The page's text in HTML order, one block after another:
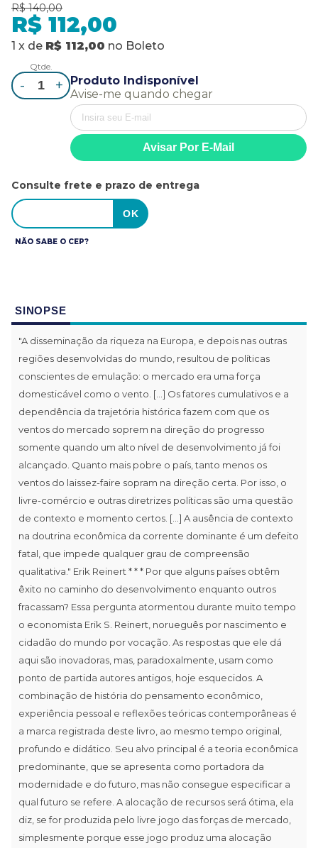
R$ 140,00
R$ 112,00
1 x de R$ 112,00 no Boleto
Qtde.
- +
Produto Indisponível
Avise-me quando chegar
Consulte frete e prazo de entrega
NÃO SABE O CEP?
SINOPSE
"A disseminação da riqueza na Europa, e depois nas outras
regiões desenvolvidas do mundo, resultou de políticas
conscientes de emulação: o mercado era uma força
domesticável como o vento. [...] Os fatores cumulativos e a
dependência da trajetória histórica fazem com que os
ventos do mercado soprem na direção do progresso
somente quando um alto nível de desenvolvimento já foi
alcançado. Quanto mais pobre o país, tanto menos os
ventos do laissez-faire sopram na direção certa. Por isso, o
livre-comércio e outras diretrizes políticas são uma questão
de contexto e momento certos. [...] A ausência de contexto
na doutrina econômica da corrente dominante é um defeito
fatal, que impede qualquer grau de compreensão
qualitativa." Erik Reinert * * * Por que alguns países obtêm
êxito no caminho do desenvolvimento enquanto outros
fracassam? Essa pergunta atormentou durante muito tempo
o economista Erik S. Reinert, norueguês por nascimento e
cidadão do mundo por vocação. As respostas que ele dá
aqui são inovadoras, mas, paradoxalmente, usam como
ponto de partida autores antigos, hoje esquecidos. A
combinação de história do pensamento econômico,
experiência pessoal e reflexões teóricas contemporâneas é
a marca registrada deste livro, ao mesmo tempo original,
profundo e didático. Seu alvo principal é a teoria econômica
predominante, que se apresenta como portadora da
modernidade e do futuro, mas não consegue especificar a
qual futuro se refere. A alocação de recursos será ótima, ela
diz, se for produzida pelo livre jogo das forças de mercado,
simplesmente porque esse jogo produz uma alocação